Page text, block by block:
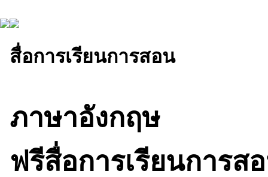
สื่อการเรียนการสอน
ภาษาอังกฤษ
ฟรีสื่อการเรียนการส